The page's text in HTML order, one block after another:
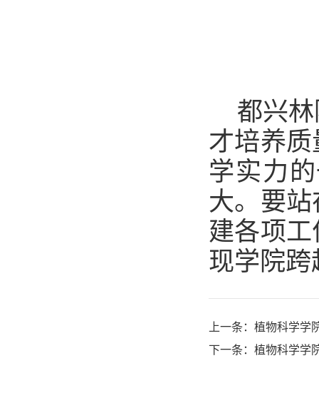
都兴
才培养
学实力
大。要
建各项
现学院
上一条： 植物科学学
下一条： 植物科学学